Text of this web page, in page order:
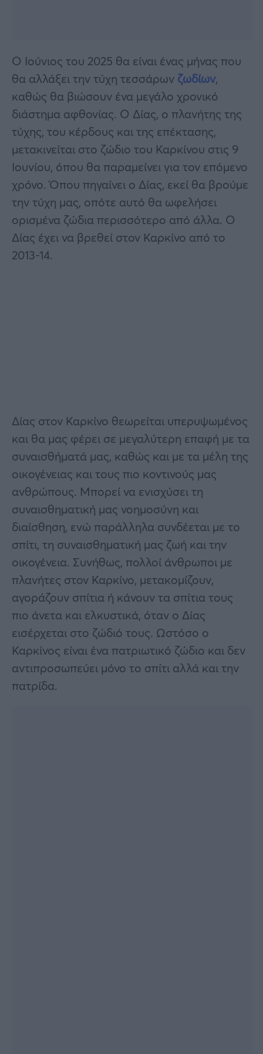
Ο Ιούνιος του 2025 θα είναι ένας μήνας που
θα αλλάξει την τύχη τεσσάρων ζωδίων,
καθώς θα βιώσουν ένα μεγάλο χρονικό
διάστημα αφθονίας. Ο Δίας, ο πλανήτης της
τύχης, του κέρδους και της επέκτασης,
μετακινείται στο ζώδιο του Καρκίνου στις 9
Ιουνίου, όπου θα παραμείνει για τον επόμενο
χρόνο. Όπου πηγαίνει ο Δίας, εκεί θα βρούμε
την τύχη μας, οπότε αυτό θα ωφελήσει
ορισμένα ζώδια περισσότερο από άλλα. Ο
Δίας έχει να βρεθεί στον Καρκίνο από το
2013-14.
Δίας στον Καρκίνο θεωρείται υπερυψωμένος
και θα μας φέρει σε μεγαλύτερη επαφή με τα
συναισθήματά μας, καθώς και με τα μέλη της
οικογένειας και τους πιο κοντινούς μας
ανθρώπους. Μπορεί να ενισχύσει τη
συναισθηματική μας νοημοσύνη και
διαίσθηση, ενώ παράλληλα συνδέεται με το
σπίτι, τη συναισθηματική μας ζωή και την
οικογένεια. Συνήθως, πολλοί άνθρωποι με
πλανήτες στον Καρκίνο, μετακομίζουν,
αγοράζουν σπίτια ή κάνουν τα σπίτια τους
πιο άνετα και ελκυστικά, όταν ο Δίας
εισέρχεται στο ζώδιό τους. Ωστόσο ο
Καρκίνος είναι ένα πατριωτικό ζώδιο και δεν
αντιπροσωπεύει μόνο το σπίτι αλλά και την
πατρίδα.